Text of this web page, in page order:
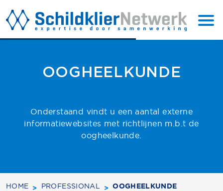
OOGHEELKUNDE
Onderstaand vindt u een aantal externe
informatiewebsites met richtlijnen m.b.t de
oogheelkunde.
HOME PROFESSIONAL OOGHEELKUNDE